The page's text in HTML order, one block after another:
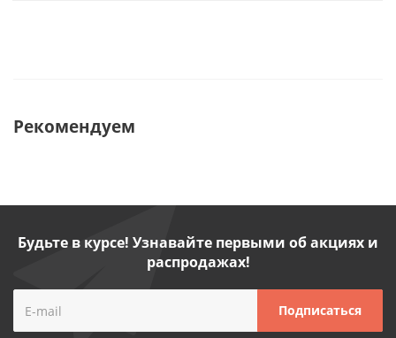
Рекомендуем
Будьте в курсе! Узнавайте первыми об акциях и
распродажах!